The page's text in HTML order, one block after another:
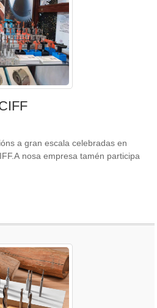
a gran escala celebradas en
nosa empresa tamén participa